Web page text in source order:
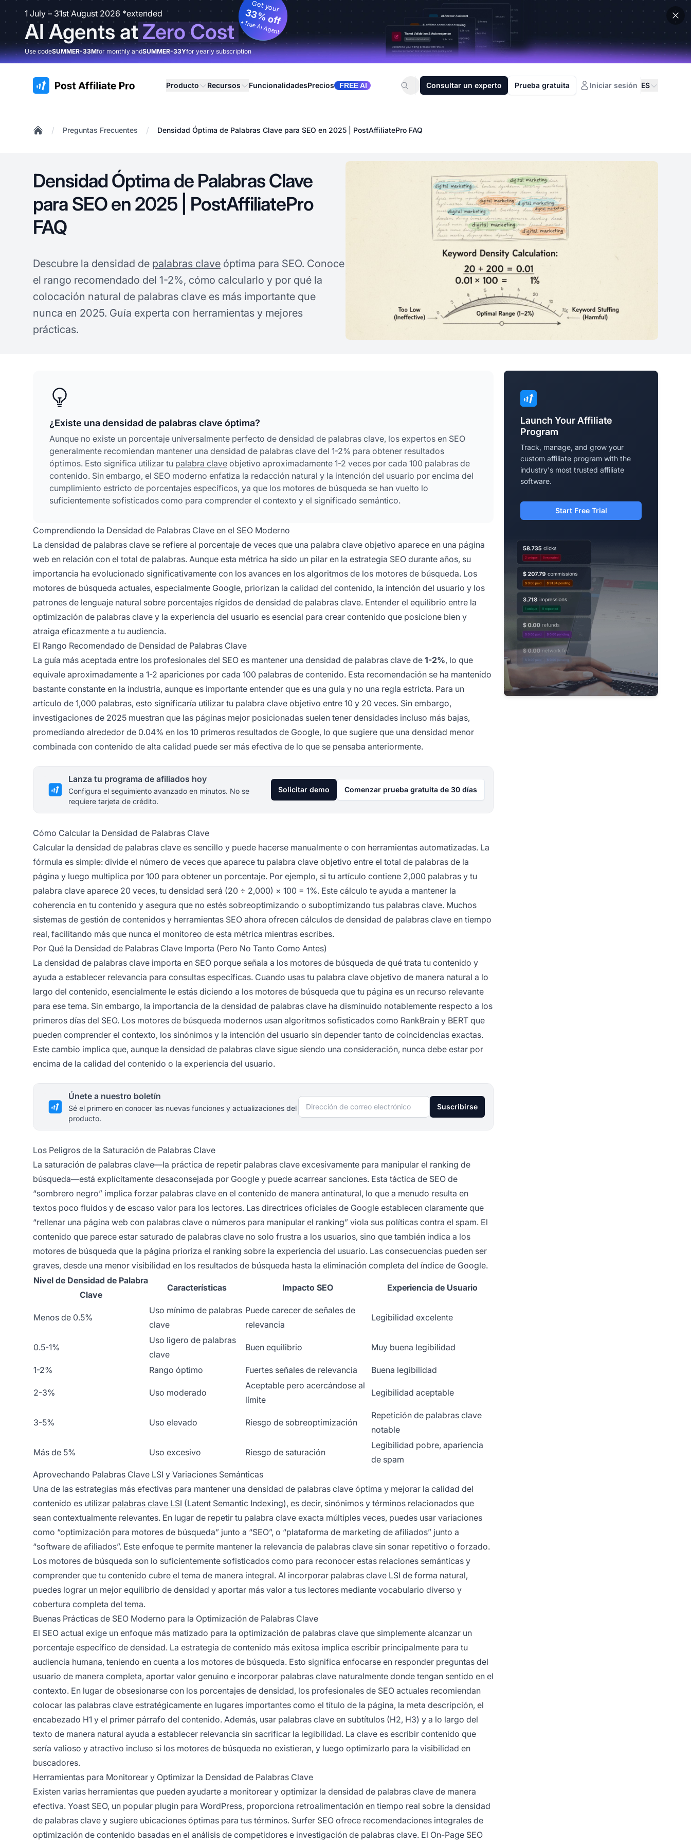
1 July – 31st August 2026 *extended
AI Agents atZero Cost
Get your
33% off
+ free AI Agent
Use codeSUMMER-33Mfor monthly andSUMMER-33Yfor yearly subscription
:site.title Producto Recursos FuncionalidadesPrecios FREE AI Consultar un experto Prueba gratuita Iniciar sesión ES
/ Preguntas Frecuentes / Densidad Óptima de Palabras Clave para SEO en 2025 | PostAffiliatePro FAQ
Densidad Óptima de Palabras Clave
para SEO en 2025 | PostAffiliatePro
FAQ
Descubre la densidad de palabras clave óptima para SEO. Conoce
el rango recomendado del 1-2%, cómo calcularlo y por qué la
colocación natural de palabras clave es más importante que
nunca en 2025. Guía experta con herramientas y mejores
prácticas.
¿Existe una densidad de palabras clave óptima?
Aunque no existe un porcentaje universalmente perfecto de densidad de palabras clave, los expertos en SEO
generalmente recomiendan mantener una densidad de palabras clave del 1-2% para obtener resultados
óptimos. Esto significa utilizar tu palabra clave objetivo aproximadamente 1-2 veces por cada 100 palabras de
contenido. Sin embargo, el SEO moderno enfatiza la redacción natural y la intención del usuario por encima del
cumplimiento estricto de porcentajes específicos, ya que los motores de búsqueda se han vuelto lo
suficientemente sofisticados como para comprender el contexto y el significado semántico.
Comprendiendo la Densidad de Palabras Clave en el SEO Moderno
La densidad de palabras clave se refiere al porcentaje de veces que una palabra clave objetivo aparece en una página
web en relación con el total de palabras. Aunque esta métrica ha sido un pilar en la estrategia SEO durante años, su
importancia ha evolucionado significativamente con los avances en los algoritmos de los motores de búsqueda. Los
motores de búsqueda actuales, especialmente Google, priorizan la calidad del contenido, la intención del usuario y los
patrones de lenguaje natural sobre porcentajes rígidos de densidad de palabras clave. Entender el equilibrio entre la
optimización de palabras clave y la experiencia del usuario es esencial para crear contenido que posicione bien y
atraiga eficazmente a tu audiencia.
El Rango Recomendado de Densidad de Palabras Clave
La guía más aceptada entre los profesionales del SEO es mantener una densidad de palabras clave de 1-2%, lo que
equivale aproximadamente a 1-2 apariciones por cada 100 palabras de contenido. Esta recomendación se ha mantenido
bastante constante en la industria, aunque es importante entender que es una guía y no una regla estricta. Para un
artículo de 1,000 palabras, esto significaría utilizar tu palabra clave objetivo entre 10 y 20 veces. Sin embargo,
investigaciones de 2025 muestran que las páginas mejor posicionadas suelen tener densidades incluso más bajas,
promediando alrededor de 0.04% en los 10 primeros resultados de Google, lo que sugiere que una densidad menor
combinada con contenido de alta calidad puede ser más efectiva de lo que se pensaba anteriormente.
Lanza tu programa de afiliados hoy
Configura el seguimiento avanzado en minutos. No se
requiere tarjeta de crédito.
Solicitar demo Comenzar prueba gratuita de 30 días
Cómo Calcular la Densidad de Palabras Clave
Calcular la densidad de palabras clave es sencillo y puede hacerse manualmente o con herramientas automatizadas. La
fórmula es simple: divide el número de veces que aparece tu palabra clave objetivo entre el total de palabras de la
página y luego multiplica por 100 para obtener un porcentaje. Por ejemplo, si tu artículo contiene 2,000 palabras y tu
palabra clave aparece 20 veces, tu densidad será (20 ÷ 2,000) × 100 = 1%. Este cálculo te ayuda a mantener la
coherencia en tu contenido y asegura que no estés sobreoptimizando o suboptimizando tus palabras clave. Muchos
sistemas de gestión de contenidos y herramientas SEO ahora ofrecen cálculos de densidad de palabras clave en tiempo
real, facilitando más que nunca el monitoreo de esta métrica mientras escribes.
Por Qué la Densidad de Palabras Clave Importa (Pero No Tanto Como Antes)
La densidad de palabras clave importa en SEO porque señala a los motores de búsqueda de qué trata tu contenido y
ayuda a establecer relevancia para consultas específicas. Cuando usas tu palabra clave objetivo de manera natural a lo
largo del contenido, esencialmente le estás diciendo a los motores de búsqueda que tu página es un recurso relevante
para ese tema. Sin embargo, la importancia de la densidad de palabras clave ha disminuido notablemente respecto a los
primeros días del SEO. Los motores de búsqueda modernos usan algoritmos sofisticados como RankBrain y BERT que
pueden comprender el contexto, los sinónimos y la intención del usuario sin depender tanto de coincidencias exactas.
Este cambio implica que, aunque la densidad de palabras clave sigue siendo una consideración, nunca debe estar por
encima de la calidad del contenido o la experiencia del usuario.
Únete a nuestro boletín
Sé el primero en conocer las nuevas funciones y actualizaciones del
producto.
Dirección de correo electrónico Suscribirse
Los Peligros de la Saturación de Palabras Clave
La saturación de palabras clave—la práctica de repetir palabras clave excesivamente para manipular el ranking de
búsqueda—está explícitamente desaconsejada por Google y puede acarrear sanciones. Esta táctica de SEO de
“sombrero negro” implica forzar palabras clave en el contenido de manera antinatural, lo que a menudo resulta en
textos poco fluidos y de escaso valor para los lectores. Las directrices oficiales de Google establecen claramente que
“rellenar una página web con palabras clave o números para manipular el ranking” viola sus políticas contra el spam. El
contenido que parece estar saturado de palabras clave no solo frustra a los usuarios, sino que también indica a los
motores de búsqueda que la página prioriza el ranking sobre la experiencia del usuario. Las consecuencias pueden ser
graves, desde una menor visibilidad en los resultados de búsqueda hasta la eliminación completa del índice de Google.
Nivel de Densidad de Palabra
Clave
Características Impacto SEO Experiencia de Usuario
Menos de 0.5%
Uso mínimo de palabras
clave
Puede carecer de señales de
relevancia
Legibilidad excelente
0.5-1%
Uso ligero de palabras
clave
Buen equilibrio Muy buena legibilidad
1-2% Rango óptimo Fuertes señales de relevancia Buena legibilidad
2-3% Uso moderado
Aceptable pero acercándose al
límite
Legibilidad aceptable
3-5% Uso elevado Riesgo de sobreoptimización
Repetición de palabras clave
notable
Más de 5% Uso excesivo Riesgo de saturación
Legibilidad pobre, apariencia
de spam
Aprovechando Palabras Clave LSI y Variaciones Semánticas
Una de las estrategias más efectivas para mantener una densidad de palabras clave óptima y mejorar la calidad del
contenido es utilizar palabras clave LSI (Latent Semantic Indexing), es decir, sinónimos y términos relacionados que
sean contextualmente relevantes. En lugar de repetir tu palabra clave exacta múltiples veces, puedes usar variaciones
como “optimización para motores de búsqueda” junto a “SEO”, o “plataforma de marketing de afiliados” junto a
“software de afiliados”. Este enfoque te permite mantener la relevancia de palabras clave sin sonar repetitivo o forzado.
Los motores de búsqueda son lo suficientemente sofisticados como para reconocer estas relaciones semánticas y
comprender que tu contenido cubre el tema de manera integral. Al incorporar palabras clave LSI de forma natural,
puedes lograr un mejor equilibrio de densidad y aportar más valor a tus lectores mediante vocabulario diverso y
cobertura completa del tema.
Buenas Prácticas de SEO Moderno para la Optimización de Palabras Clave
El SEO actual exige un enfoque más matizado para la optimización de palabras clave que simplemente alcanzar un
porcentaje específico de densidad. La estrategia de contenido más exitosa implica escribir principalmente para tu
audiencia humana, teniendo en cuenta a los motores de búsqueda. Esto significa enfocarse en responder preguntas del
usuario de manera completa, aportar valor genuino e incorporar palabras clave naturalmente donde tengan sentido en el
contexto. En lugar de obsesionarse con los porcentajes de densidad, los profesionales de SEO actuales recomiendan
colocar las palabras clave estratégicamente en lugares importantes como el título de la página, la meta descripción, el
encabezado H1 y el primer párrafo del contenido. Además, usar palabras clave en subtítulos (H2, H3) y a lo largo del
texto de manera natural ayuda a establecer relevancia sin sacrificar la legibilidad. La clave es escribir contenido que
sería valioso y atractivo incluso si los motores de búsqueda no existieran, y luego optimizarlo para la visibilidad en
buscadores.
Herramientas para Monitorear y Optimizar la Densidad de Palabras Clave
Existen varias herramientas que pueden ayudarte a monitorear y optimizar la densidad de palabras clave de manera
efectiva. Yoast SEO, un popular plugin para WordPress, proporciona retroalimentación en tiempo real sobre la densidad
de palabras clave y sugiere ubicaciones óptimas para tus términos. Surfer SEO ofrece recomendaciones integrales de
optimización de contenido basadas en el análisis de competidores e investigación de palabras clave. El On-Page SEO
Launch Your Affiliate
Program
Track, manage, and grow your
custom affiliate program with the
industry's most trusted affiliate
software.
Start Free Trial